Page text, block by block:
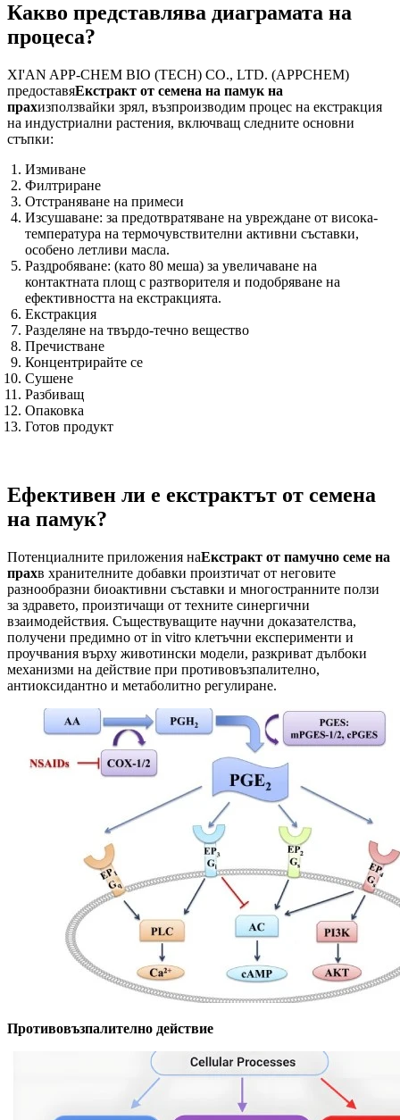
Какво представлява диаграмата на
процеса?
XI'AN APP-CHEM BIO (TECH) CO., LTD. (APPCHEM)
предоставяЕкстракт от семена на памук на
прахизползвайки зрял, възпроизводим процес на екстракция
на индустриални растения, включващ следните основни
стъпки:
Измиване
Филтриране
Отстраняване на примеси
Изсушаване: за предотвратяване на увреждане от висока-
температура на термочувствителни активни съставки,
особено летливи масла.
Раздробяване: (като 80 меша) за увеличаване на
контактната площ с разтворителя и подобряване на
ефективността на екстракцията.
Екстракция
Разделяне на твърдо-течно вещество
Пречистване
Концентрирайте се
Сушене
Разбиващ
Опаковка
Готов продукт
Ефективен ли е екстрактът от семена
на памук?
Потенциалните приложения наЕкстракт от памучно семе на
прахв хранителните добавки произтичат от неговите
разнообразни биоактивни съставки и многостранните ползи
за здравето, произтичащи от техните синергични
взаимодействия. Съществуващите научни доказателства,
получени предимно от in vitro клетъчни експерименти и
проучвания върху животински модели, разкриват дълбоки
механизми на действие при противовъзпалително,
антиоксидантно и метаболитно регулиране.
Противовъзпалително действие